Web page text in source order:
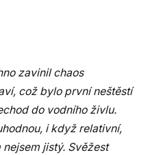
zavinil chaos
což bylo první neštěstí
do vodního živlu.
i když relativní,
jistý. Svěžest